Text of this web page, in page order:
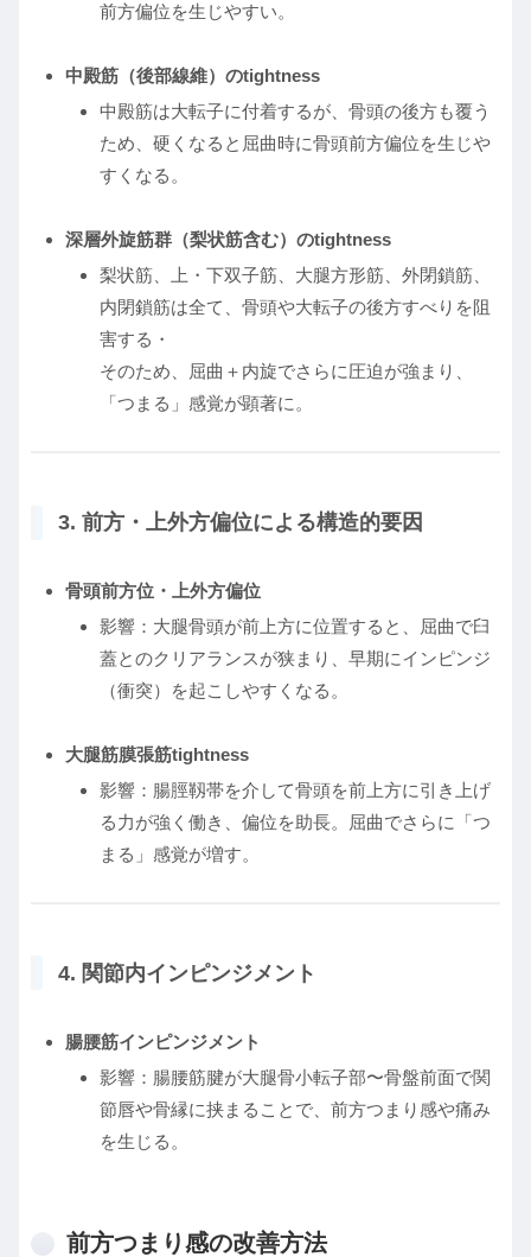
前方偏位を生じやすい。
中殿筋（後部線維）のtightness
中殿筋は大転子に付着するが、骨頭の後方も覆う
ため、硬くなると屈曲時に骨頭前方偏位を生じや
すくなる。
深層外旋筋群（梨状筋含む）のtightness
梨状筋、上・下双子筋、大腿方形筋、外閉鎖筋、
内閉鎖筋は全て、骨頭や大転子の後方すべりを阻
害する・
そのため、屈曲＋内旋でさらに圧迫が強まり、
「つまる」感覚が顕著に。
3. 前方・上外方偏位による構造的要因
骨頭前方位・上外方偏位
影響：大腿骨頭が前上方に位置すると、屈曲で臼
蓋とのクリアランスが狭まり、早期にインピンジ
（衝突）を起こしやすくなる。
大腿筋膜張筋tightness
影響：腸脛靱帯を介して骨頭を前上方に引き上げ
る力が強く働き、偏位を助長。屈曲でさらに「つ
まる」感覚が増す。
4. 関節内インピンジメント
腸腰筋インピンジメント
影響：腸腰筋腱が大腿骨小転子部〜骨盤前面で関
節唇や骨縁に挟まることで、前方つまり感や痛み
を生じる。
前方つまり感の改善方法